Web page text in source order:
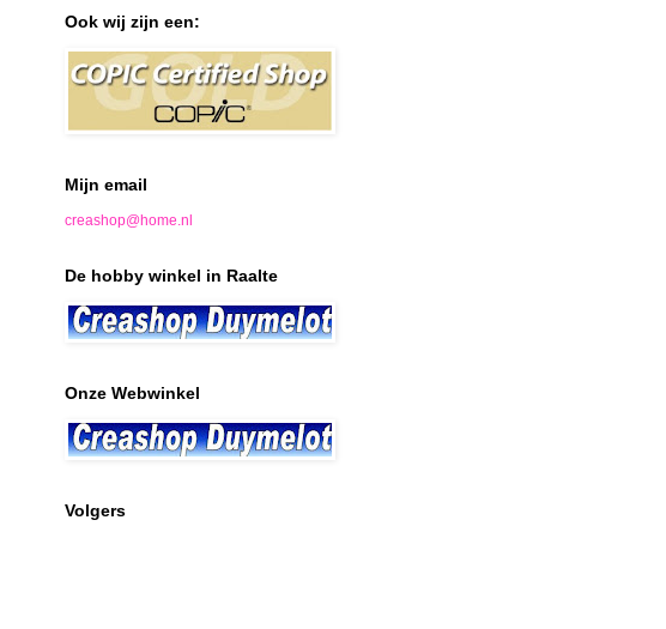
Ook wij zijn een:
Mijn email
creashop@home.nl
De hobby winkel in Raalte
Onze Webwinkel
Volgers